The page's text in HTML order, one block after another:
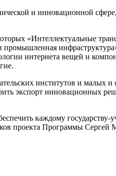
и инновационной сфере,
«Интеллектуальные
интернета вещей и
институтов и малых
экспорт инновационных
каждому государству-
проекта Программы Сергей